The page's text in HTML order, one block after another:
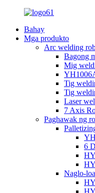
Bahay
Mga produkto
Arc welding
Bagong
Mig
Tig
Tig
Laser
7 Axis
Paghawak ng
6
Naglo-